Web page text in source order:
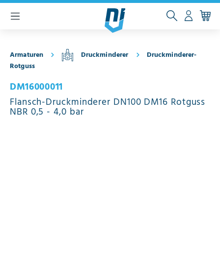
springen
Armaturen Druckminderer
Druckminderer-
Rotguss
DM16000011
Flansch-Druckminderer DN100 DM16 Rotguss
NBR 0,5 - 4,0 bar